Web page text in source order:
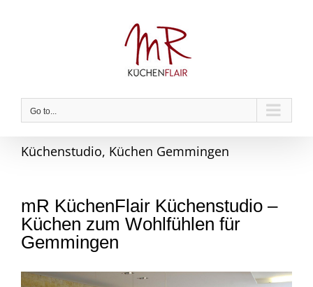
Go to...
Küchenstudio, Küchen Gemmingen
mR KüchenFlair Küchenstudio –
Küchen zum Wohlfühlen für
Gemmingen